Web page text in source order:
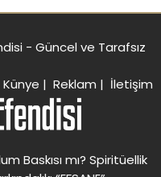
- Güncel ve Tarafsız
Künye | Reklam | İletişim
Baskısı mı? Spiritüellik